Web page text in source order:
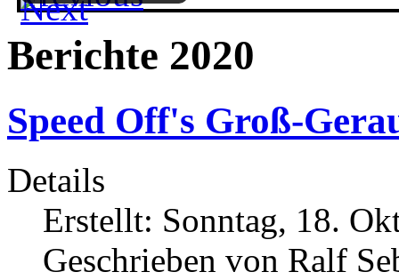
Berichte 2020
Speed Off's Groß-
Details
Erstellt: Sonntag, 18.
Geschrieben von Ralf